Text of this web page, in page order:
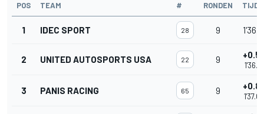
POS TEAM # RONDEN TIJD
1 IDEC SPORT 28 9
2 UNITED AUTOSPORTS USA 22 9
3 PANIS RACING 65 9